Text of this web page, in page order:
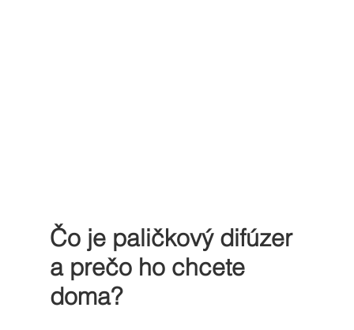
Čo je paličkový difúzer
a prečo ho chcete
doma?